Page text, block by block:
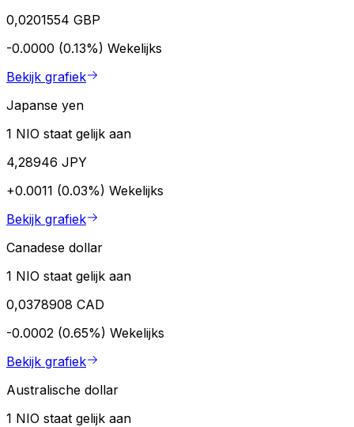
0,0201554 GBP
-0.0000 (0.13%) Wekelijks
Bekijk grafiek
Japanse yen
1 NIO staat gelijk aan
4,28946 JPY
+0.0011 (0.03%) Wekelijks
Bekijk grafiek
Canadese dollar
1 NIO staat gelijk aan
0,0378908 CAD
-0.0002 (0.65%) Wekelijks
Bekijk grafiek
Australische dollar
1 NIO staat gelijk aan